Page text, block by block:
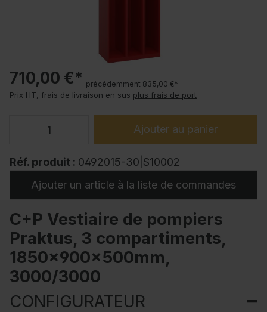
710,00 €* précédemment 835,00 €*
Prix HT, frais de livraison en sus plus frais de port
Ajouter au panier
Réf. produit : 0492015-30|S10002
Ajouter un article à la liste de commandes
C+P Vestiaire de pompiers
Praktus, 3 compartiments,
1850x900x500mm,
3000/3000
CONFIGURATEUR